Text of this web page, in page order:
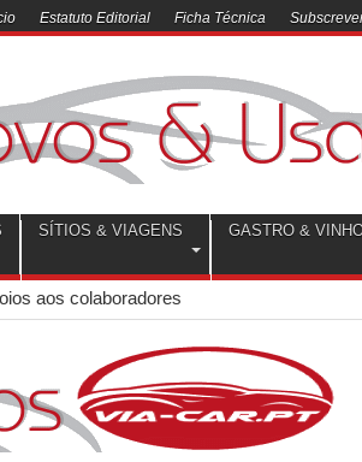
Estatuto Editorial Ficha Técnica
SÍTIOS & VIAGENS GASTRO &
aos colaboradores